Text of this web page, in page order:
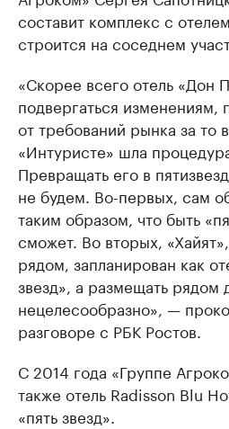
составит комплекс с
строится на соседнем
«Скорее всего отель «Дон
подвергаться изменениям,
от требований рынка за то
«Интуристе» шла
Превращать его в
не будем. Во-первых, сам
таким образом, что быть
сможет. Во вторых,
рядом, запланирован как
звезд», а размещать рядом
нецелесообразно», —
разговоре с РБК Ростов.
С 2014 года «Группе
также отель Radisson Blu
«пять звезд».